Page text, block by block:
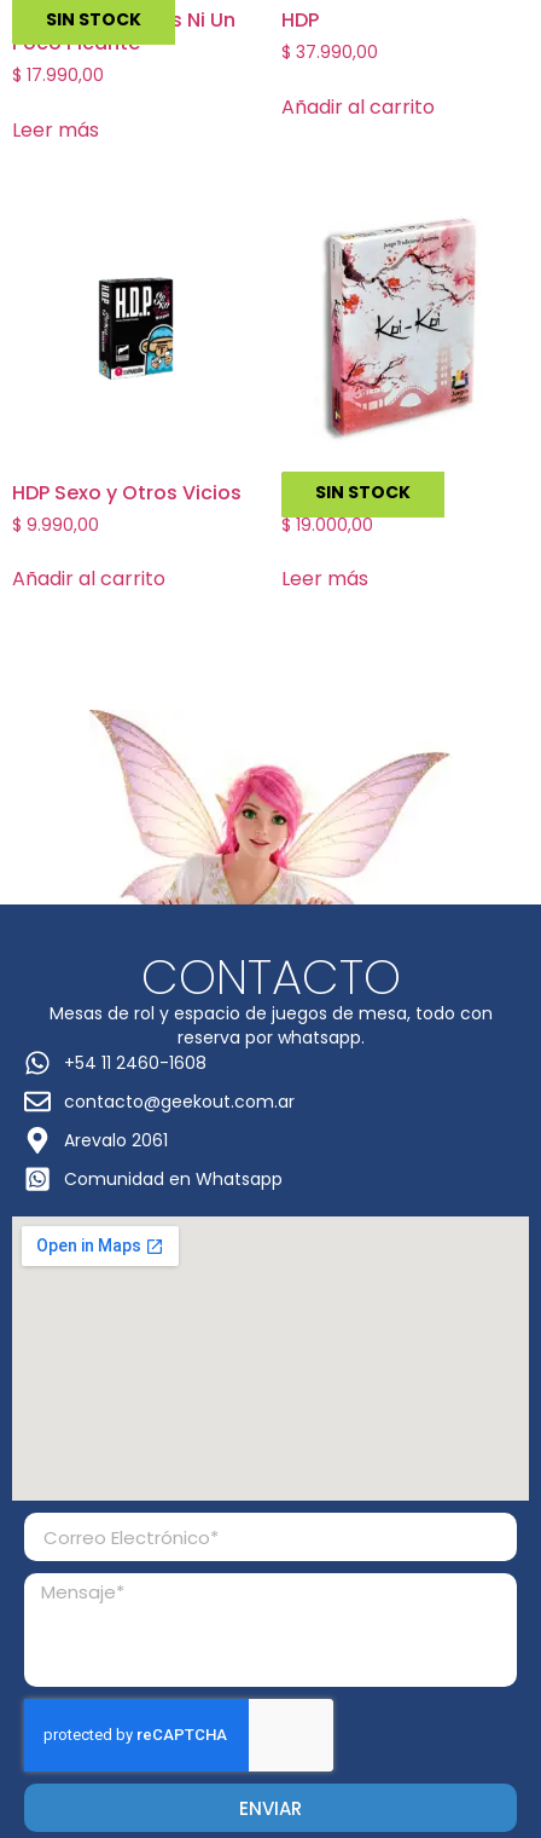
SIN STOCK
No Lo Testeamos Ni Un
Poco Picante
$ 17.990,00
Leer más
HDP
$ 37.990,00
Añadir al carrito
HDP Sexo y Otros Vicios
$ 9.990,00
Añadir al carrito
SIN STOCK
Koi Koi
$19.000,00
Leer más
CONTACTO
Mesas de rol y espacio de juegos de mesa, todo con
reserva por whatsapp.
+54 11 2460-1608
contacto@geekout.com.ar
Arevalo 2061
Comunidad en Whatsapp
ENVIAR